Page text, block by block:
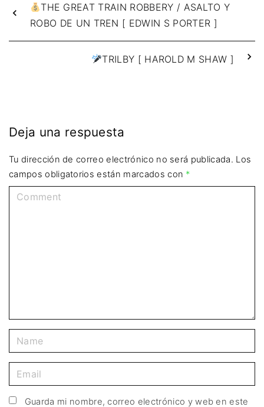
THE GREAT TRAIN ROBBERY / ASALTO Y
ROBO DE UN TREN [ EDWIN S PORTER ]
TRILBY [ HAROLD M SHAW ]
Deja una respuesta
Tu dirección de correo electrónico no será publicada. Los
campos obligatorios están marcados con *
Guarda mi nombre, correo electrónico y web en este